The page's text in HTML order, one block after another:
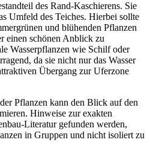
des Rand-Kaschierens. Sie
Umfeld des Teiches. Hierbei sollte
und blühenden Pflanzen
einen schönen Anblick zu
Wasserpflanzen wie Schilf oder
da sie nicht nur das Wasser
Übergang zur Uferzone
Pflanzen kann den Blick auf den
Hinweise zur exakten
Literatur gefunden werden,
in Gruppen und nicht isoliert zu